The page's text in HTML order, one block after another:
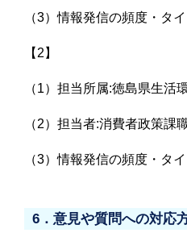
（3）情報発信の頻度・タ
【2】
（1）担当所属:徳島県生活
（2）担当者:消費者政策課
（3）情報発信の頻度・タ
6．意見や質問への対応